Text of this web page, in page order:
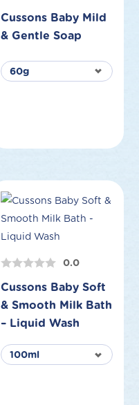
Cussons Baby Mild
& Gentle Soap
0.0
Cussons Baby Soft
& Smooth Milk Bath
– Liquid Wash